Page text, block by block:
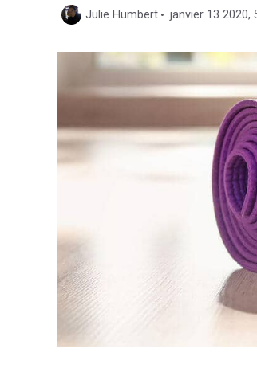
Julie Humbert janvier 13 2020,